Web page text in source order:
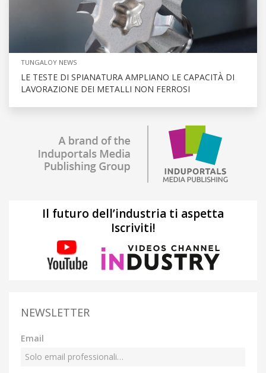
TUNGALOY NEWS
LE TESTE DI SPIANATURA AMPLIANO LE CAPACITÀ DI
LAVORAZIONE DEI METALLI NON FERROSI
Il futuro dell’industria ti aspetta
Iscriviti!
NEWSLETTER
Email